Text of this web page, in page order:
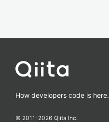
How developers code is here.
© 2011-2026 Qiita Inc.